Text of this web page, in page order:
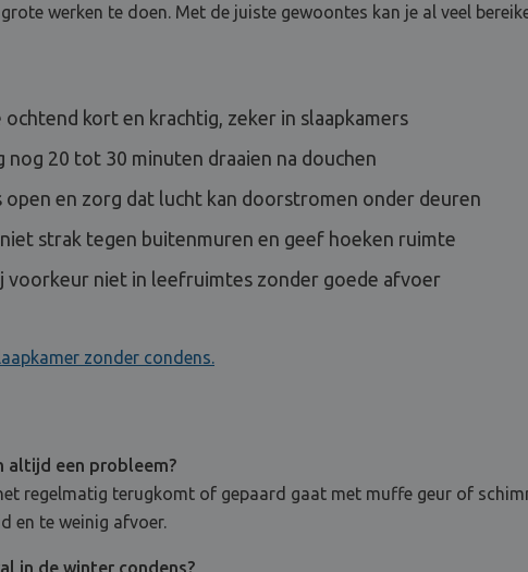
werken te doen. Met de juiste gewoontes kan je al veel
kort en krachtig, zeker in slaapkamers
nog 20 tot 30 minuten draaien na douchen
en zorg dat lucht kan doorstromen onder deuren
strak tegen buitenmuren en geef hoeken ruimte
voorkeur niet in leefruimtes zonder goede afvoer
zonder condens.
altijd een probleem?
regelmatig terugkomt of gepaard gaat met muffe geur of
en te weinig afvoer.
in de winter condens?